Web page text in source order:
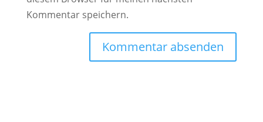
Kommentar speichern.